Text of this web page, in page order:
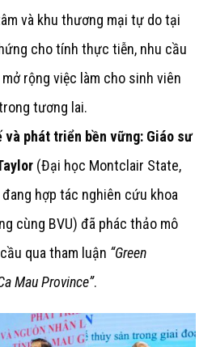
và khu thương mại tự do tại
cho tính thực tiễn, nhu cầu
rộng việc làm cho sinh viên
tương lai.
và phát triển bền vững: Giáo sư
(Đại học Montclair State,
đang hợp tác nghiên cứu khoa
cùng BVU) đã phác thảo mô
qua tham luận “Green
Mau Province”.